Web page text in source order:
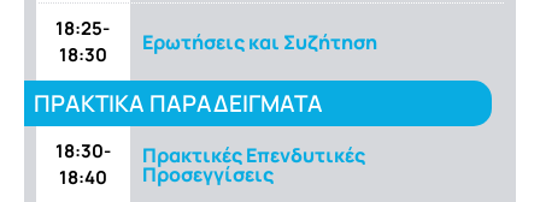
18:25-
18:30
Ερωτήσεις και Συζήτηση
ΠΡΑΚΤΙΚΑ ΠΑΡΑΔΕΙΓΜΑΤΑ
18:30-
18:40
Πρακτικές Επενδυτικές
Προσεγγίσεις